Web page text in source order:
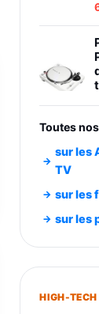
Toutes
sur les
TV
sur les
sur les
HIGH-TECH